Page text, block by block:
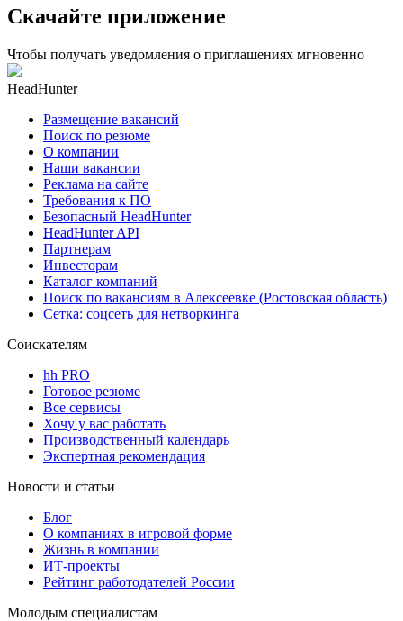
Скачайте приложение
Чтобы получать уведомления о приглашениях мгновенно
HeadHunter
Размещение вакансий
Поиск по резюме
О компании
Наши вакансии
Реклама на сайте
Требования к ПО
Безопасный HeadHunter
HeadHunter API
Партнерам
Инвесторам
Каталог компаний
Поиск по вакансиям в Алексеевке (Ростовская область)
Сетка: соцсеть для нетворкинга
Соискателям
hh PRO
Готовое резюме
Все сервисы
Хочу у вас работать
Производственный календарь
Экспертная рекомендация
Новости и статьи
Блог
О компаниях в игровой форме
Жизнь в компании
ИТ-проекты
Рейтинг работодателей России
Молодым специалистам